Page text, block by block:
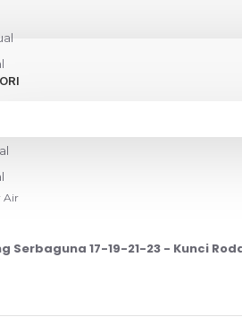
Air
Serbaguna 17-19-21-23 - Kunci